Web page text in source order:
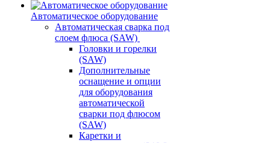
Автоматическое оборудование
Автоматическая сварка под
слоем флюса (SAW)
Головки и горелки
(SAW)
Дополнительные
оснащение и опции
для оборудования
автоматической
сварки под флюсом
(SAW)
Каретки и